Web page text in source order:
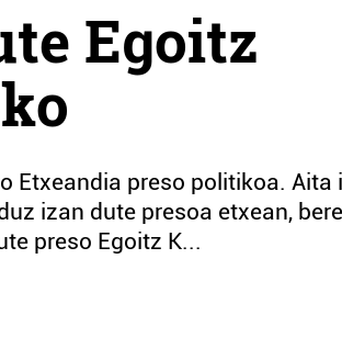
Egoitz
Etxeandia preso politikoa. Aita
izan dute presoa etxean, bere
preso Egoitz K...